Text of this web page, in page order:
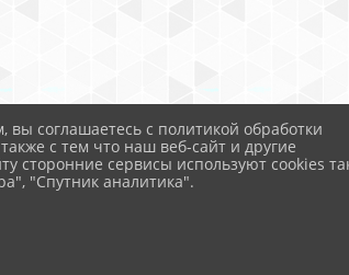
вы соглашаетесь с политикой обработки
с тем что наш веб-сайт и другие
сторонние сервисы используют cookies
"Спутник аналитика".